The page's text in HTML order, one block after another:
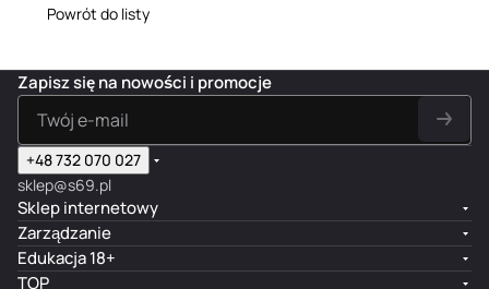
Powrót do listy
Zapisz się na nowości i promocje
+48 732 070 027
sklep@s69.pl
Sklep internetowy
Zarządzanie
Edukacja 18+
TOP